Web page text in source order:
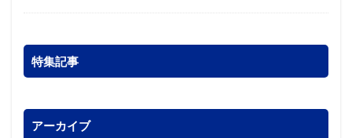
特集記事
アーカイブ